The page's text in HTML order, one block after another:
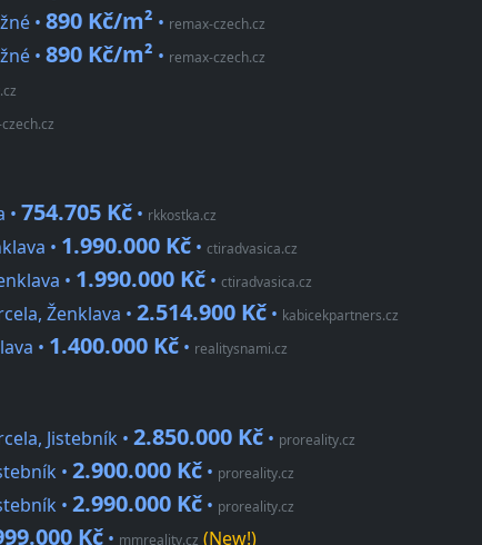
• 890 Kč/m² • remax-czech.cz
• 890 Kč/m² • remax-czech.cz
• 754.705 Kč • rkkostka.cz
• 1.990.000 Kč • ctiradvasica.cz
• 1.990.000 Kč • ctiradvasica.cz
Ženklava • 2.514.900 Kč • kabicekpartners.cz
• 1.400.000 Kč • realitysnami.cz
Jistebník • 2.850.000 Kč • proreality.cz
• 2.900.000 Kč • proreality.cz
• 2.990.000 Kč • proreality.cz
Kč • mmreality.cz (New!)